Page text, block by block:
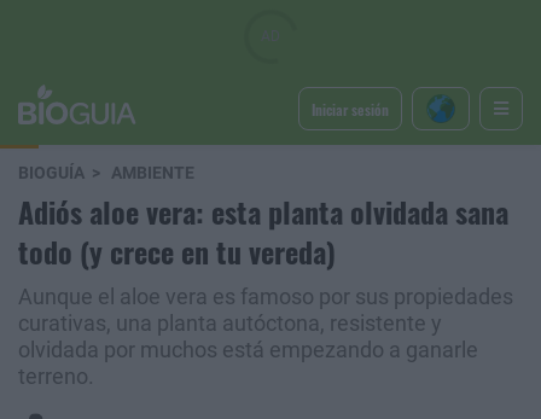
Iniciar sesión
BIOGUÍA AMBIENTE
Adiós aloe vera: esta planta olvidada sana
todo (y crece en tu vereda)
Aunque el aloe vera es famoso por sus propiedades
curativas, una planta autóctona, resistente y
olvidada por muchos está empezando a ganarle
terreno.